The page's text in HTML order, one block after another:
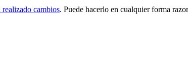
realizado cambios. Puede hacerlo en cualquier forma